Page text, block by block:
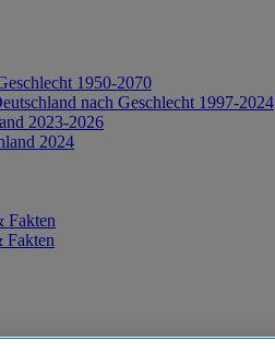
1950-2070
nach Geschlecht 1997-2024
2023-2026
2024
Fakten
Fakten